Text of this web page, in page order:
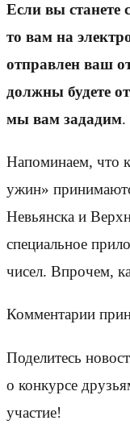
Если вы станете
то вам на
отправлен ваш
должны будете
мы вам зададим.
Напоминаем, что
ужин»
Невьянска и
специальное
чисел. Впрочем,
Комментарии
Поделитесь
о конкурсе
участие!